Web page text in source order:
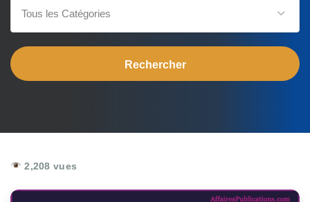
Tous les Catégories
2,208 vues